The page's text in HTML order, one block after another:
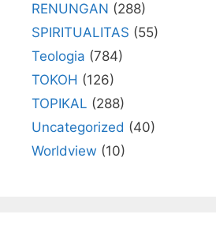
RENUNGAN (288)
SPIRITUALITAS (55)
Teologia (784)
TOKOH (126)
TOPIKAL (288)
Uncategorized (40)
Worldview (10)